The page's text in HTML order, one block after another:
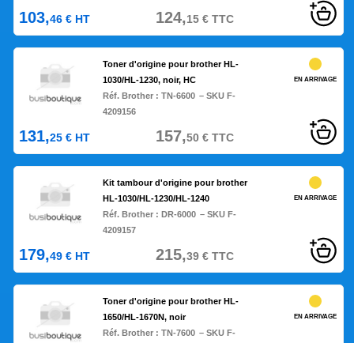
103,46 € HT 124,15€TTC
Toner d'origine pour brother HL-
1030/HL-1230, noir, HC
Réf. Brother :TN-6600 – SKU F-
4209156
EN ARRIVAGE
131,25 € HT 157,50€TTC
Kit tambour d'origine pour brother
HL-1030/HL-1230/HL-1240
Réf. Brother :DR-6000 – SKU F-
4209157
EN ARRIVAGE
179,49 € HT 215,39€TTC
Toner d'origine pour brother HL-
1650/HL-1670N, noir
Réf. Brother :TN-7600 – SKU F-
EN ARRIVAGE